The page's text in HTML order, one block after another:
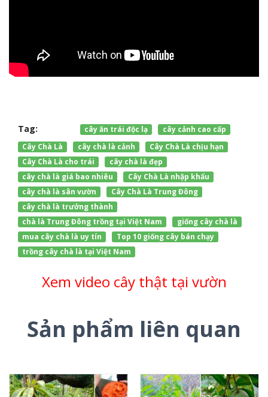
Tag: cây ăn trái độc lạ
cây cảnh cao cấp
Cây Chà Là
cây chà là cảnh
Cây Chà Là chịu hạn
Cây Chà Là cho trái
cây chà là đẹp
cây chà là giá bao nhiêu
Cây Chà Là nhập khẩu
cây chà là sân vườn
Cây Chà Là Trung Đông
cây chà là trưởng thành
chà là Trung Đông trồng tại Việt Nam
giống cây chà là
mua cây chà là uy tín
Top 10 giống cây bán chạy
trồng cây chà là tại Việt Nam
Xem video cây thật tại vườn
Sản phẩm liên quan